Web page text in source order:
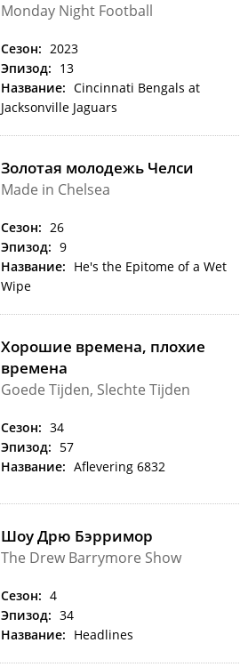
Monday Night Football
Сезон: 2023
Эпизод: 13
Название: Cincinnati Bengals at
Jacksonville Jaguars
Золотая молодежь Челси
Made in Chelsea
Сезон: 26
Эпизод: 9
Название: He's the Epitome of a Wet
Wipe
Хорошие времена, плохие
времена
Goede Tijden, Slechte Tijden
Сезон: 34
Эпизод: 57
Название: Aflevering 6832
Шоу Дрю Бэрримор
The Drew Barrymore Show
Сезон: 4
Эпизод: 34
Название: Headlines